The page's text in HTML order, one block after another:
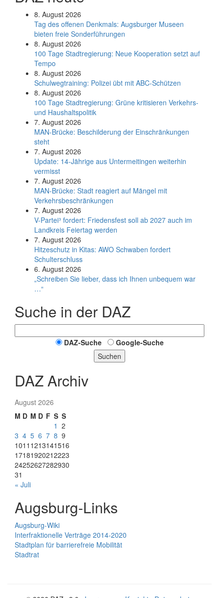
8. August 2026
Tag des offenen Denkmals: Augsburger Museen
bieten freie Sonderführungen
8. August 2026
100 Tage Stadtregierung: Neue Kooperation setzt auf
Tempo
8. August 2026
Schul­weg­trai­ning: Poli­zei übt mit ABC-Schüt­zen
8. August 2026
100 Tage Stadtregierung: Grüne kritisieren Verkehrs-
und Haushaltspolitik
7. August 2026
MAN-Brücke: Beschilderung der Einschränkungen
steht
7. August 2026
Update: 14-Jährige aus Untermeitingen weiterhin
vermisst
7. August 2026
MAN-Brücke: Stadt reagiert auf Mängel mit
Verkehrsbeschränkungen
7. August 2026
V-Partei­³ fordert: Friedens­fest soll ab 2027 auch im
Land­kreis Feier­tag werden
7. August 2026
Hitzeschutz in Kitas: AWO Schwaben fordert
Schulterschluss
6. August 2026
„Schreiben Sie lieber, dass ich Ihnen unbequem war
…“
Suche in der DAZ
DAZ-Suche
Google-Suche
Suchen
DAZ Archiv
August 2026
M D M D F S S
1 2
3 4 5 6 7 8 9
1011 1213141516
17181920212223
24252627282930
31
« Juli
Augsburg-Links
Augsburg-Wiki
Interfraktionelle Verträge 2014-2020
Stadtplan für barrierefreie Mobilität
Stadtrat